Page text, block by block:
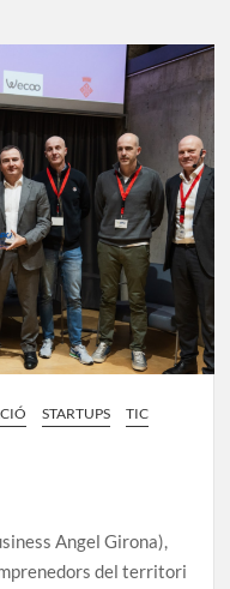
STARTUPS TIC
Angel Girona),
del territori